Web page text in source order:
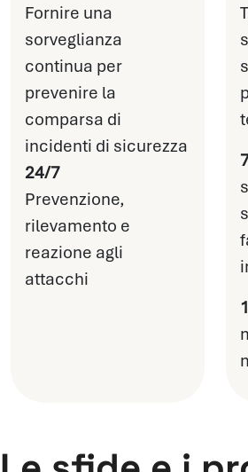
Fornire una
sorveglianza
continua per
prevenire la
comparsa di
incidenti di sicurezza
24/7
Prevenzione,
rilevamento e
reazione agli
attacchi